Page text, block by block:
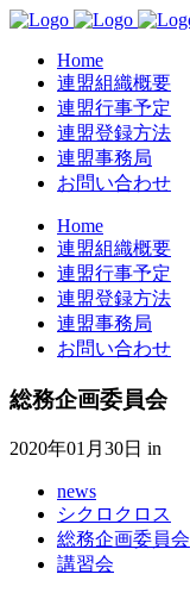
Home
連盟組織概要
連盟行事予定
連盟登録方法
連盟事務局
お問い合わせ
Home
連盟組織概要
連盟行事予定
連盟登録方法
連盟事務局
お問い合わせ
総務企画委員会
2020年01月30日 in
news
シクロクロス
総務企画委員会
講習会